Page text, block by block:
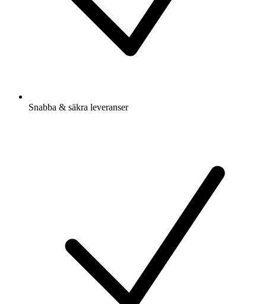
Snabba & säkra leveranser